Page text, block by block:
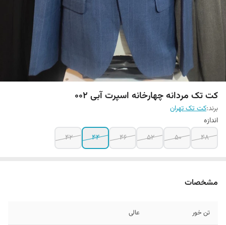
کت تک مردانه چهارخانه اسپرت آبی 002
برند:کت تک تهران
اندازه
48
50
52
46
44
42
مشخصات
تن خور عالی